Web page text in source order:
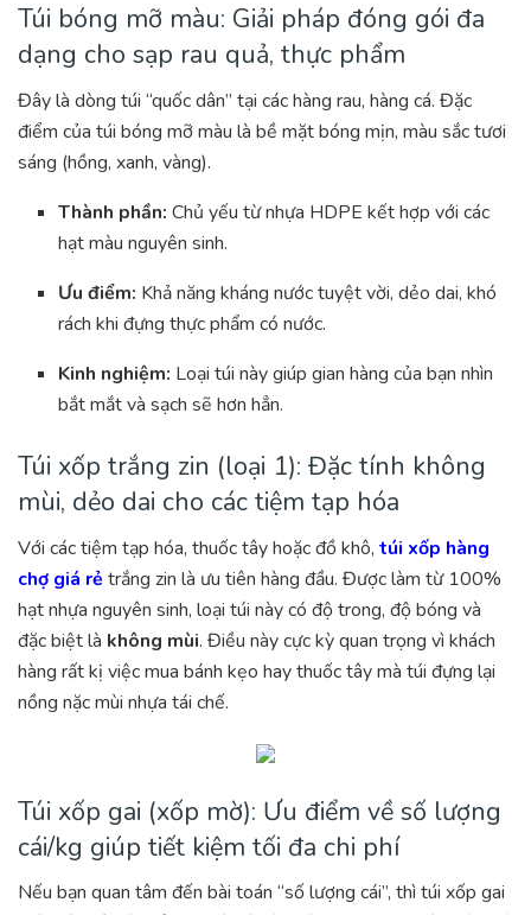
Túi bóng mỡ màu: Giải pháp đóng gói đa
dạng cho sạp rau quả, thực phẩm
Đây là dòng túi “quốc dân” tại các hàng rau, hàng cá. Đặc
điểm của túi bóng mỡ màu là bề mặt bóng mịn, màu sắc tươi
sáng (hồng, xanh, vàng).
Thành phần: Chủ yếu từ nhựa HDPE kết hợp với các
hạt màu nguyên sinh.
Ưu điểm: Khả năng kháng nước tuyệt vời, dẻo dai, khó
rách khi đựng thực phẩm có nước.
Kinh nghiệm: Loại túi này giúp gian hàng của bạn nhìn
bắt mắt và sạch sẽ hơn hẳn.
Túi xốp trắng zin (loại 1): Đặc tính không
mùi, dẻo dai cho các tiệm tạp hóa
Với các tiệm tạp hóa, thuốc tây hoặc đồ khô, túi xốp hàng
chợ giá rẻ trắng zin là ưu tiên hàng đầu. Được làm từ 100%
hạt nhựa nguyên sinh, loại túi này có độ trong, độ bóng và
đặc biệt là không mùi. Điều này cực kỳ quan trọng vì khách
hàng rất kị việc mua bánh kẹo hay thuốc tây mà túi đựng lại
nồng nặc mùi nhựa tái chế.
Túi xốp gai (xốp mờ): Ưu điểm về số lượng
cái/kg giúp tiết kiệm tối đa chi phí
Nếu bạn quan tâm đến bài toán “số lượng cái”, thì túi xốp gai